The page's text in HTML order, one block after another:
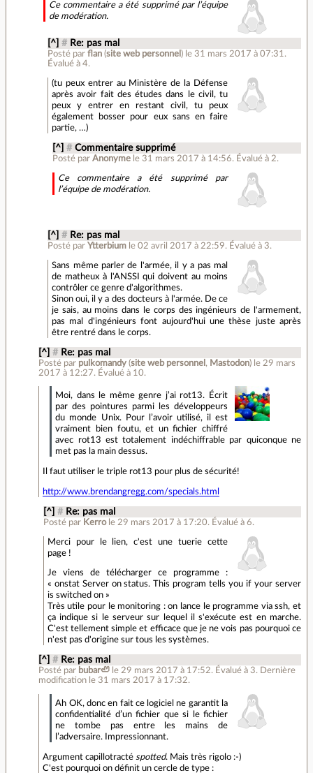
Ce commentaire a été supprimé par l’équipe
de modération.
[^] # Re: pas mal
Posté parflan (site web personnel ) le 31 mars 2017 à 07:31 .
Évalué à4.
(tu peux entrer au Ministère de la Défense
après avoir fait des études dans le civil, tu
peux y entrer en restant civil, tu peux
également bosser pour eux sans en faire
partie, …)
[^] # Commentaire supprimé
Posté par Anonyme le 31 mars 2017 à 14:56. Évalué à 2.
Ce commentaire a été supprimé par
l’équipe de modération.
[^] # Re: pas mal
Posté parYtterbium le 02 avril 2017 à 22:59. Évalué à 3.
Sans même parler de l'armée, il y a pas mal
de matheux à l'ANSSI qui doivent au moins
contrôler ce genre d'algorithmes.
Sinon oui, il y a des docteurs à l'armée. De ce
je sais, au moins dans le corps des ingénieurs de l'armement,
pas mal d'ingénieurs font aujourd'hui une thèse juste après
être rentré dans le corps.
[^] # Re: pas mal
Posté par pulkomandy (site web personnel , Mastodon) le 29 mars
2017 à 12:27. Évalué à 10.
Moi, dans le même genre j’ai rot13. Écrit
par des pointures parmi les développeurs
du monde Unix. Pour l’avoir utilisé, il est
vraiment bien foutu, et un fichier chiffré
avec rot13 est totalement indéchiffrable par quiconque ne
met pas la main dessus.
Il faut utiliser le triple rot13 pour plus de sécurité!
http://www.brendangregg.com/specials.html
[^] # Re: pas mal
Posté par Kerro le 29 mars 2017 à 17:20. Évalué à 6.
Merci pour le lien, c'est une tuerie cette
page !
Je viens de télécharger ce programme :
« onstat Server on status. This program tells you if your server
is switched on »
Très utile pour le monitoring : on lance le programme via ssh, et
ça indique si le serveur sur lequel il s'exécute est en marche.
C'est tellement simple et efficace que je ne vois pas pourquoi ce
n'est pas d'origine sur tous les systèmes.
[^] # Re: pas mal
Posté par bubar🦥 le 29 mars 2017 à 17:52. Évalué à 3. Dernière
modification le 31 mars 2017 à 17:32.
Ah OK, donc en fait ce logiciel ne garantit la
confidentialité d’un fichier que si le fichier
ne tombe pas entre les mains de
l’adversaire. Impressionnant.
Argument capillotracté spotted. Mais très rigolo :-)
C'est pourquoi on définit un cercle de type :